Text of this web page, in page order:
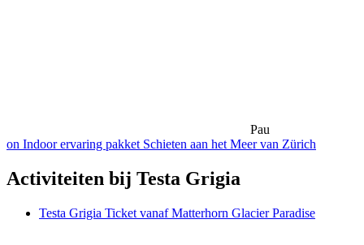
Pau
on Indoor ervaring pakket Schieten aan het Meer van Zürich
Activiteiten bij Testa Grigia
Testa Grigia Ticket vanaf Matterhorn Glacier Paradise